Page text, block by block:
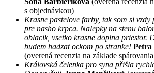
s objednávkou)
Krasne pastelove farby, tak som si
pre nasho krpca. Nalepky na stenu
oblacik, vsetko krasne doplna priestor.
budem hadzat ockom po stranke! Petra
(overená recenzia na základe
Královská čelenka pro syna přišla